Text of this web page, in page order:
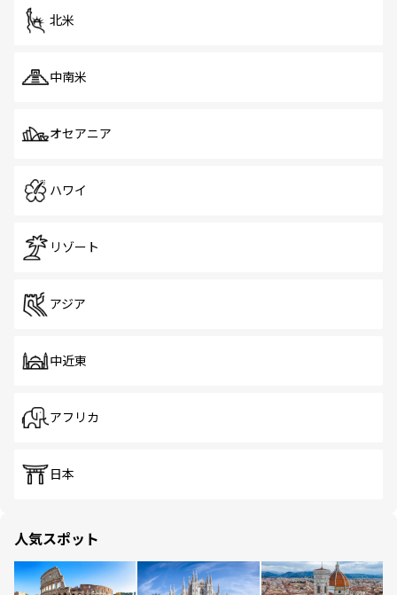
北米
中南米
オセアニア
ハワイ
リゾート
アジア
中近東
アフリカ
日本
人気スポット